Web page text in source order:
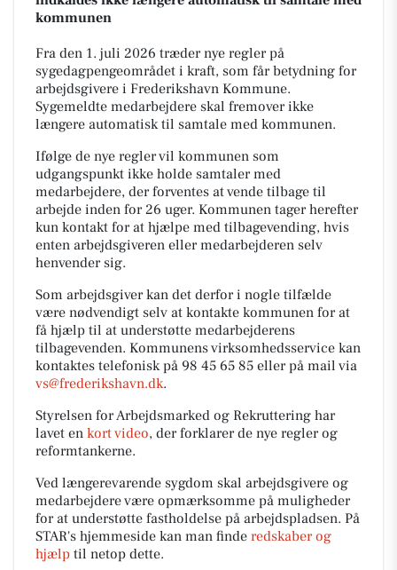
kommunen
Fra den 1. juli 2026 træder nye regler på
sygedagpengeområdet i kraft, som får betydning for
arbejdsgivere i Frederikshavn Kommune.
Sygemeldte medarbejdere skal fremover ikke
længere automatisk til samtale med kommunen.
Ifølge de nye regler vil kommunen som
udgangspunkt ikke holde samtaler med
medarbejdere, der forventes at vende tilbage til
arbejde inden for 26 uger. Kommunen tager herefter
kun kontakt for at hjælpe med tilbagevending, hvis
enten arbejdsgiveren eller medarbejderen selv
henvender sig.
Som arbejdsgiver kan det derfor i nogle tilfælde
være nødvendigt selv at kontakte kommunen for at
få hjælp til at understøtte medarbejderens
tilbagevenden. Kommunens virksomhedsservice kan
kontaktes telefonisk på 98 45 65 85 eller på mail via
vs@frederikshavn.dk.
Styrelsen for Arbejdsmarked og Rekruttering har
lavet en kort video, der forklarer de nye regler og
reformtankerne.
Ved længerevarende sygdom skal arbejdsgivere og
medarbejdere være opmærksomme på muligheder
for at understøtte fastholdelse på arbejdspladsen. På
STAR's hjemmeside kan man finde redskaber og
hjælp til netop dette.